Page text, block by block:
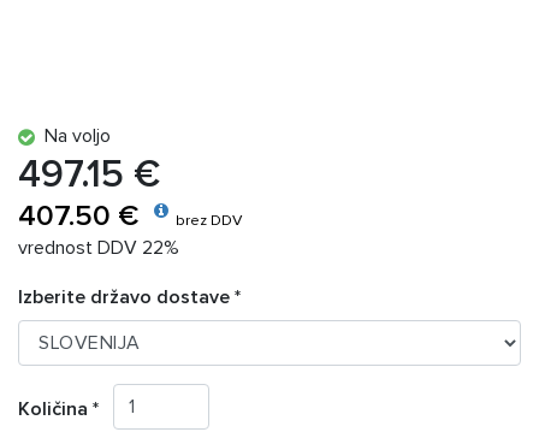
Na voljo
497.15 €
407.50 € brez DDV
vrednost DDV 22%
Izberite državo dostave *
Količina *